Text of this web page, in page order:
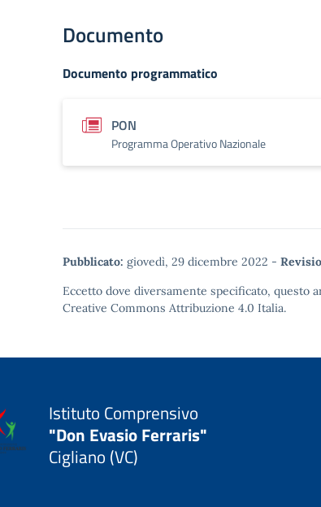
Documento
Documento programmatico
PON
Programma Operativo Nazionale
Pubblicato: giovedì, 29 dicembre 2022 -
Eccetto dove diversamente specificato, questo
Creative Commons Attribuzione 4.0 Italia.
Istituto Comprensivo
"Don Evasio Ferraris"
Cigliano (VC)